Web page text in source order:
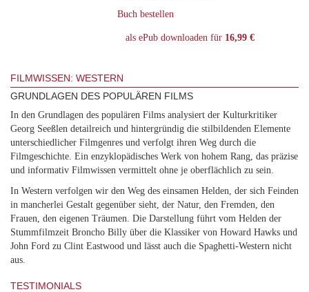
Buch bestellen
als ePub downloaden für 16,99 €
FILMWISSEN: WESTERN
GRUNDLAGEN DES POPULÄREN FILMS
In den Grundlagen des populären Films analysiert der Kulturkritiker
Georg Seeßlen detailreich und hintergründig die stilbildenden Elemente
unterschiedlicher Filmgenres und verfolgt ihren Weg durch die
Filmgeschichte. Ein enzyklopädisches Werk von hohem Rang, das präzise
und informativ Filmwissen vermittelt ohne je oberflächlich zu sein.
In Western verfolgen wir den Weg des einsamen Helden, der sich Feinden
in mancherlei Gestalt gegenüber sieht, der Natur, den Fremden, den
Frauen, den eigenen Träumen. Die Darstellung führt vom Helden der
Stummfilmzeit Broncho Billy über die Klassiker von Howard Hawks und
John Ford zu Clint Eastwood und lässt auch die Spaghetti-Western nicht
aus.
TESTIMONIALS